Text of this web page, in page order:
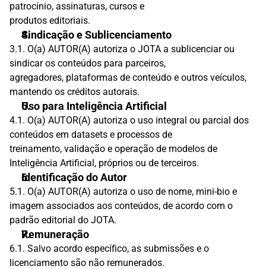
patrocínio, assinaturas, cursos e
produtos editoriais.
Sindicação e Sublicenciamento
3.1. O(a) AUTOR(A) autoriza o JOTA a sublicenciar ou
sindicar os conteúdos para parceiros,
agregadores, plataformas de conteúdo e outros veículos,
mantendo os créditos autorais.
Uso para Inteligência Artificial
4.1. O(a) AUTOR(A) autoriza o uso integral ou parcial dos
conteúdos em datasets e processos de
treinamento, validação e operação de modelos de
Inteligência Artificial, próprios ou de terceiros.
Identificação do Autor
5.1. O(a) AUTOR(A) autoriza o uso de nome, mini-bio e
imagem associados aos conteúdos, de acordo com o
padrão editorial do JOTA.
Remuneração
6.1. Salvo acordo específico, as submissões e o
licenciamento são não remunerados.